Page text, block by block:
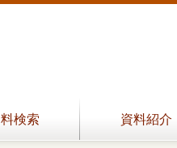
検索 資料紹介